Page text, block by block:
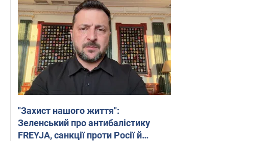
"Захист нашого життя":
Зеленський про антибалістику
FREYJA, санкції проти Росії й